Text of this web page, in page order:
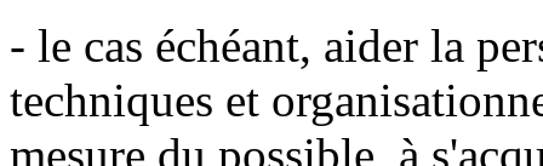
- le cas échéant, aider la
techniques et
mesure du possible, à